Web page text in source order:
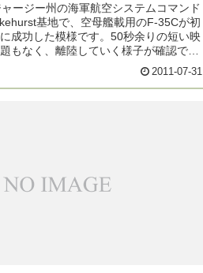
ージー州の海軍航空システムコマンド
基地で、空母艦載用のF-35Cが初
成功した模様です。50秒余りの短い映
もなく、離陸していく様子が確認でき
2011-07-31